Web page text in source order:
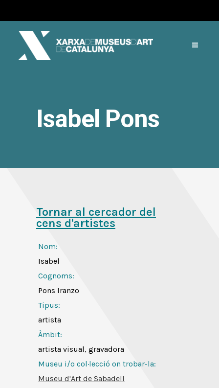
Isabel Pons
Tornar al cercador del
cens d'artistes
Nom:
Isabel
Cognoms:
Pons Iranzo
Tipus:
artista
Àmbit:
artista visual, gravadora
Museu i/o col·lecció on trobar-la:
Museu d'Art de Sabadell